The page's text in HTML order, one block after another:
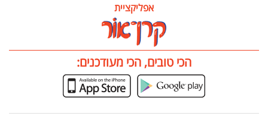
אפליקציית
הכי טובים, הכי מעודכנים: